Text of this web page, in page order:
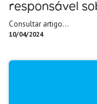
responsável
Consultar artigo...
10/04/2024